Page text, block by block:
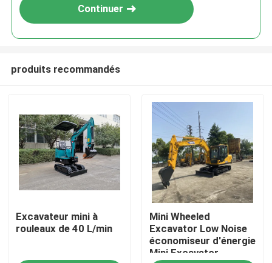
Continuer
produits recommandés
Excavateur mini à
rouleaux de 40 L/min
Mini Wheeled
Excavator Low Noise
économiseur d'énergie
Mini Excavator